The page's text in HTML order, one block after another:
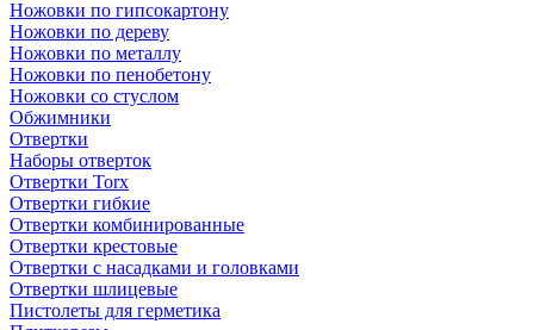
Ножовки по гипсокартону
Ножовки по дереву
Ножовки по металлу
Ножовки по пенобетону
Ножовки со стуслом
Обжимники
Отвертки
Наборы отверток
Отвертки Torx
Отвертки гибкие
Отвертки комбинированные
Отвертки крестовые
Отвертки с насадками и головками
Отвертки шлицевые
Пистолеты для герметика